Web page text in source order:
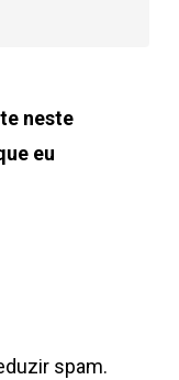
neste
eu
spam.